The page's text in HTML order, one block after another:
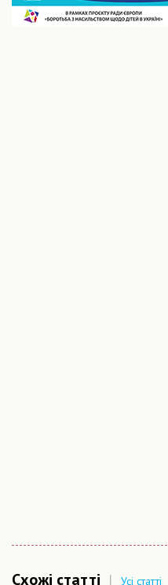
Схожі статті Усі статті